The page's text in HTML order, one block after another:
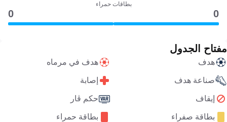
بطاقات حمراء
0
0
مفتاح الجدول
هدف هدف في مرماه
صناعة هدف إصابة
إيقاف حكم ڤار
بطاقة صفراء بطاقة حمراء